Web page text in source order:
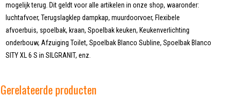
mogelijk terug. Dit geldt voor alle artikelen in onze shop, waaronder:
luchtafvoer, Terugslagklep dampkap, muurdoorvoer, Flexibele
afvoerbuis, spoelbak, kraan, Spoelbak keuken, Keukenverlichting
onderbouw, Afzuiging Toilet, Spoelbak Blanco Subline, Spoelbak Blanco
SITY XL 6 S in SILGRANIT, enz.
Gerelateerde producten